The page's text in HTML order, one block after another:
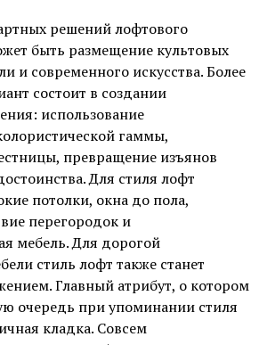
решений лофтового
быть размещение культовых
и современного искусства. Более
состоит в создании
использование
гаммы,
превращение изъянов
Для стиля лофт
потолки, окна до пола,
перегородок и
мебель. Для дорогой
стиль лофт также станет
Главный атрибут, о котором
очередь при упоминании стиля
кладка. Совсем